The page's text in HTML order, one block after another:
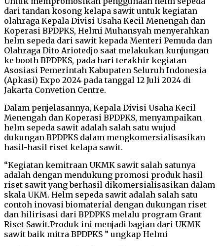
dari tandan kosong kelapa sawit untuk kegiatan
olahraga Kepala Divisi Usaha Kecil Menengah dan
Koperasi BPDPKS, Helmi Muhansyah menyerahkan
helm sepeda dari sawit kepada Menteri Pemuda dan
Olahraga Dito Ariotedjo saat melakukan kunjungan
ke booth BPDPKS, pada hari terakhir kegiatan
Asosiasi Pemerintah Kabupaten Seluruh Indonesia
(Apkasi) Expo 2024 pada tanggal 12 Juli 2024 di
Jakarta Convetion Centre.
Dalam penjelasannya, Kepala Divisi Usaha Kecil
Menengah dan Koperasi BPDPKS, menyampaikan
helm sepeda sawit adalah salah satu wujud
dukungan BPDPKS dalam mengkomersialisasikan
hasil-hasil riset kelapa sawit.
“Kegiatan kemitraan UKMK sawit salah satunya
adalah dengan mendukung promosi produk hasil
riset sawit yang berhasil dikomersialisasikan dalam
skala UKM. Helm sepeda sawit adalah salah satu
contoh inovasi biomaterial dengan dukungan riset
dan hilirisasi dari BPDPKS melalu program Grant
Riset Sawit.Produk ini menjadi bagian dari UKMK
sawit baik mitra BPDPKS ” ungkap Helmi